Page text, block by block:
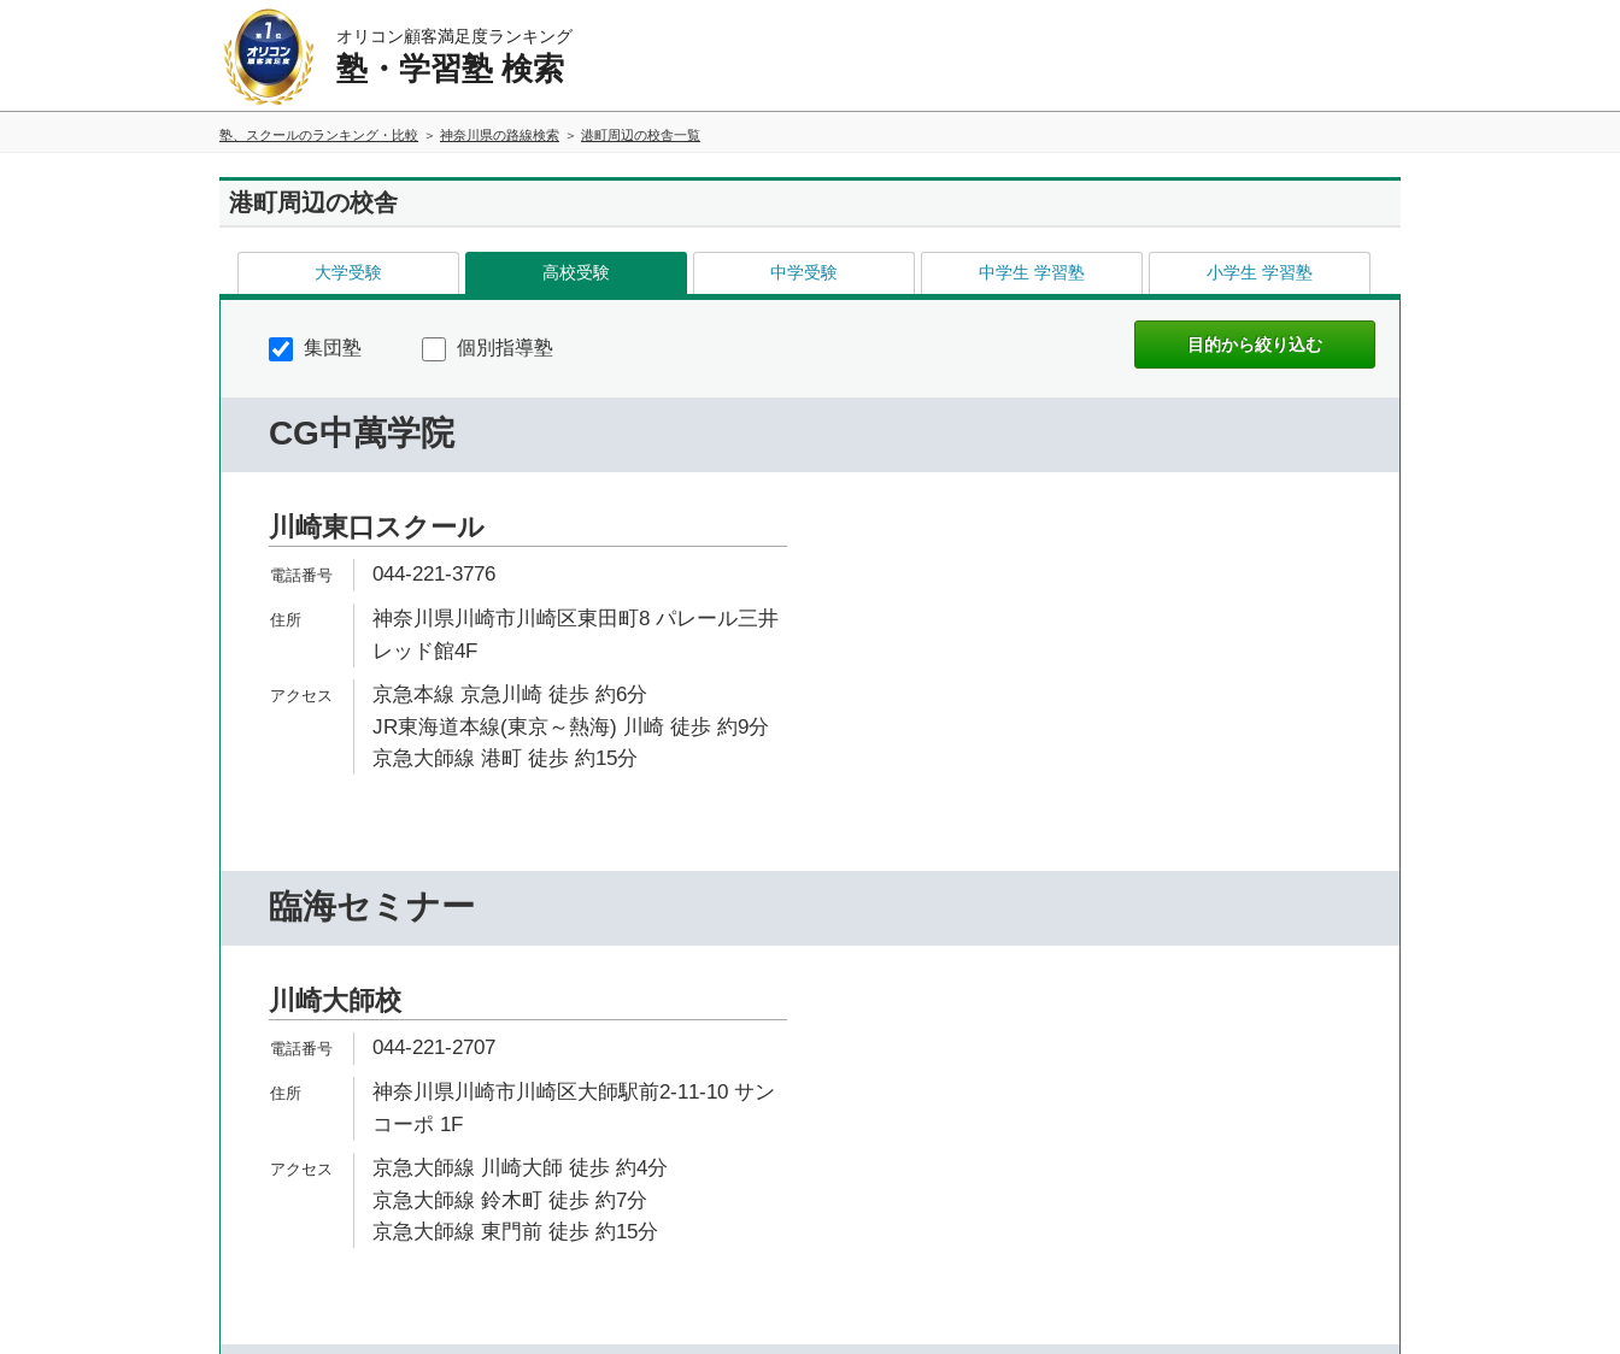
オリコン顧客満足度ランキング
塾・学習塾 検索
塾、スクールのランキング・比較 神奈川県の路線検索 港町周辺の校舎一覧
港町周辺の校舎
大学受験 高校受験 中学受験 中学生 学習塾 小学生 学習塾
集団塾 個別指導塾
CG中萬学院
川崎東口スクール
044-221-3776
神奈川県川崎市川崎区東田町8 パレール三井
レッド館4F
京急本線 京急川崎 徒歩 約6分
JR東海道本線(東京～熱海) 川崎 徒歩 約9分
京急大師線 港町 徒歩 約15分
臨海セミナー
川崎大師校
044-221-2707
神奈川県川崎市川崎区大師駅前2-11-10 サン
コーポ 1F
京急大師線 川崎大師 徒歩 約4分
京急大師線 鈴木町 徒歩 約7分
京急大師線 東門前 徒歩 約15分